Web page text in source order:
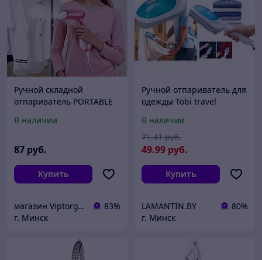
Ручной складной
отпариватель PORTABLE
В наличии
87 руб.
Купить
магазин Viptorg.by
83%
г. Минск
Ручной отпариватель для
одежды Tobi travel
В наличии
49.99 руб.
71.41 руб.
Купить
LAMANTIN.BY
80%
г. Минск